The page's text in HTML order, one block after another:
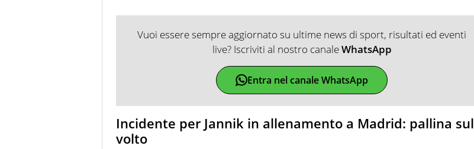
Vuoi essere sempre aggiornato su ultime news di sport, risultati ed eventi
live? Iscriviti al nostro canaleWhatsApp
Entra nel canale WhatsApp
Incidente per Jannik in allenamento a Madrid: pallina sul
volto